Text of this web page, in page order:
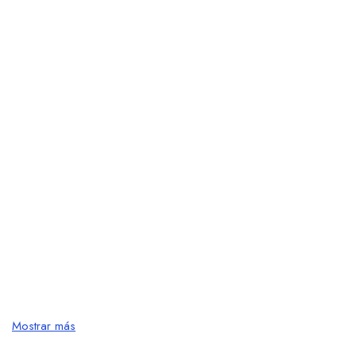
Mostrar más